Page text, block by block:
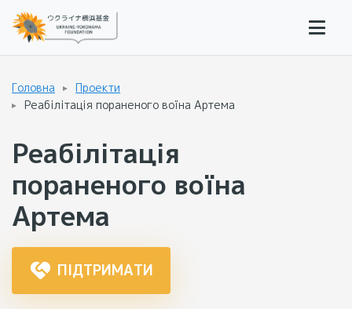
Головна
Проекти
Реабілітація пораненого воїна Артема
Реабілітація
пораненого воїна
Артема
ПІДТРИМАТИ